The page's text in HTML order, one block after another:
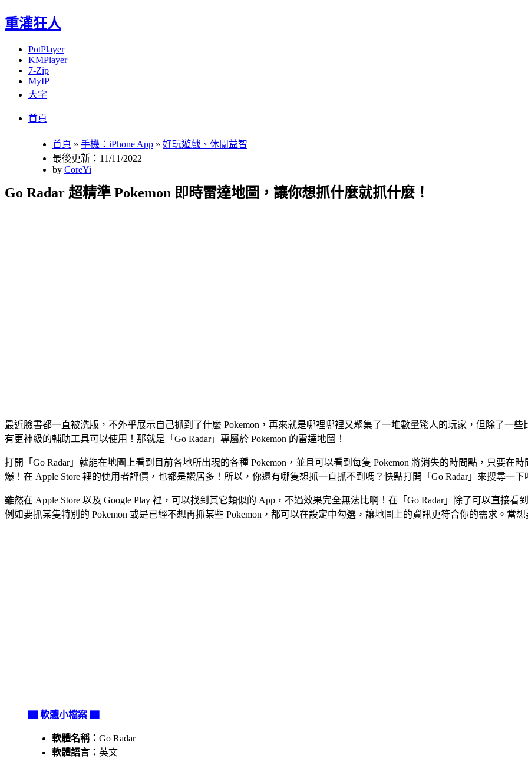
重灌狂人
PotPlayer
KMPlayer
7-Zip
MyIP
大字
首頁
首頁 » 手機：iPhone App » 好玩遊戲、休閒益智
最後更新：11/11/2022
by CoreYi
Go Radar 超精準 Pokemon 即時雷達地圖，讓你想抓什麼就抓什麼！
最近臉書都一直被洗版，不外乎展示自己抓到了什麼 Pokemon，再來就是哪裡哪裡又聚集了一堆數量驚人的玩家，但除了一
有更神級的輔助工具可以使用！那就是「Go Radar」專屬於 Pokemon 的雷達地圖！
打開「Go Radar」就能在地圖上看到目前各地所出現的各種 Pokemon，並且可以看到每隻 Pokemon 將消失的時間點，只要在
爆！在 Apple Store 裡的使用者評價，也都是讚居多！所以，你還有哪隻想抓一直抓不到嗎？快點打開「Go Radar」來搜尋一下
雖然在 Apple Store 以及 Google Play 裡，可以找到其它類似的 App，不過效果完全無法比啊！在「Go Radar」除了可以直接看
例如要抓某隻特別的 Pokemon 或是已經不想再抓某些 Pokemon，都可以在設定中勾選，讓地圖上的資訊更符合你的需求。當
▇ 軟體小檔案 ▇
軟體名稱： Go Radar
軟體語言： 英文